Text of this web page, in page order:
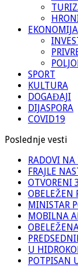
EKONOMIJA
SPORT
KULTURA
DOGAĐAJI
DIJASPORA
COVID19
Poslednje vesti
RADOVI NA
FRAJLE
OTVORENI
OBELEŽEN
MINISTAR
MOBILNA
U
POTPISAN